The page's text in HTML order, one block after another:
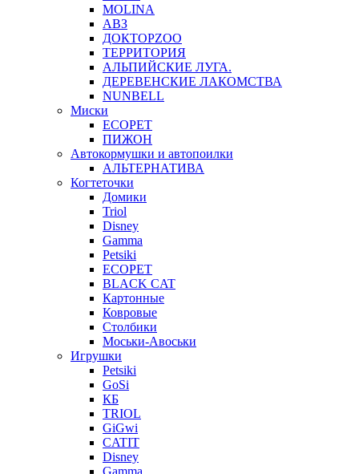
MOLINA
АВЗ
ДОКТОРZOO
ТЕРРИТОРИЯ
АЛЬПИЙСКИЕ ЛУГА.
ДЕРЕВЕНСКИЕ ЛАКОМСТВА
NUNBELL
Миски
ECOPET
ПИЖОН
Автокормушки и автопоилки
АЛЬТЕРНАТИВА
Когтеточки
Домики
Triol
Disney
Gamma
Petsiki
ECOPET
BLACK CAT
Картонные
Ковровые
Столбики
Моськи-Авоськи
Игрушки
Petsiki
GoSi
КБ
TRIOL
GiGwi
CATIT
Disney
Gamma